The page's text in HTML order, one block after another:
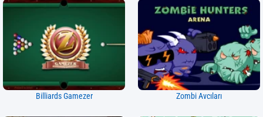
Billiards Gamezer Zombi Avcıları